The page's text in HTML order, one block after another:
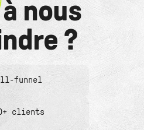
à nous
?
funnel
clients